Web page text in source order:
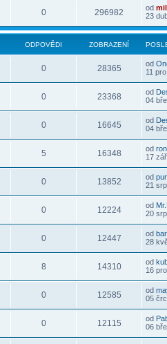
0 296982 od
23
ODPOVĚDI ZOBRAZENÍ
0 28365 od
11
0 23368 od
04
0 16645 od
04
5 16348 od
17
0 13852 od
21
0 12224 od
20
0 12447 od
28
8 14310 od
16
0 12585 od
05
0 12115 od
06